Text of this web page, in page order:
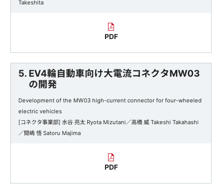
Takeshita
PDF
5. EV4輪自動車向け大電流コネクタMW03
の開発
Development of the MW03 high-current connector for four-wheeled
electric vehicles
[コネクタ事業部] 水谷 亮太 Ryota Mizutani／高橋 威 Takeshi Takahashi
／間嶋 悟 Satoru Majima
PDF